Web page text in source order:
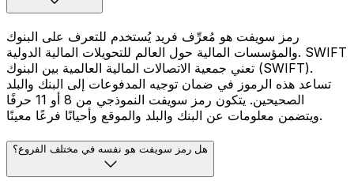
رمز سويفت هو مُعرِّف فريد يُستخدم للتعرف على البنوك
والمؤسسات المالية حول العالم للتحويلات المالية الدولية. SWIFT
تعني جمعية الاتصالات المالية العالمية بين البنوك (SWIFT).
تساعد هذه الرموز في ضمان توجيه المدفوعات إلى البنك والبلد
الصحيحين. يتكون رمز سويفت النموذجي من 8 أو 11 حرفًا
ويتضمن معلومات عن البنك والبلد والموقع وأحيانًا فرعًا معينًا.
هل رمز سويفت هو نفسه في مختلف الفروع؟